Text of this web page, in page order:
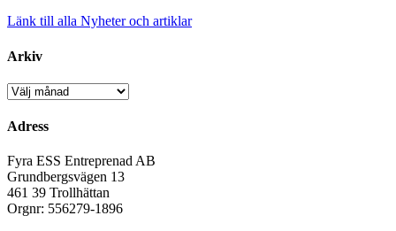
Länk till alla Nyheter och artiklar
Arkiv
Arkiv
Adress
Fyra ESS Entreprenad AB
Grundbergsvägen 13
461 39 Trollhättan
Orgnr: 556279-1896